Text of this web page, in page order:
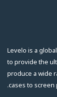
Levelo is a
to provide the
produce a wide
cases to